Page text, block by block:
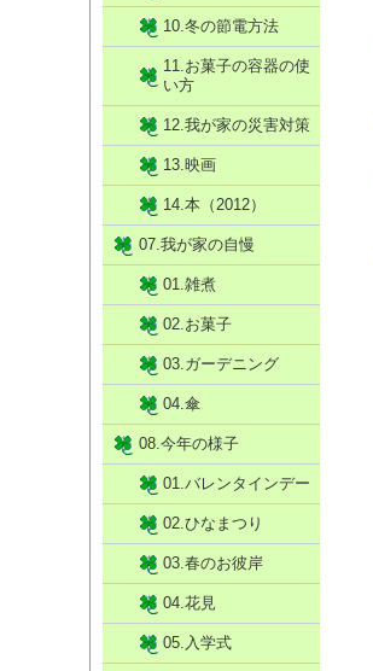
10.冬の節電方法
11.お菓子の容器の使
い方
12.我が家の災害対策
13.映画
14.本（2012）
07.我が家の自慢
01.雑煮
02.お菓子
03.ガーデニング
04.傘
08.今年の様子
01.バレンタインデー
02.ひなまつり
03.春のお彼岸
04.花見
05.入学式